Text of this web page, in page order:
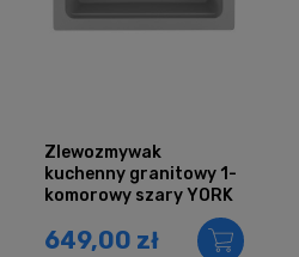
Zlewozmywak
kuchenny granitowy 1-
komorowy szary YORK
649,00 zł